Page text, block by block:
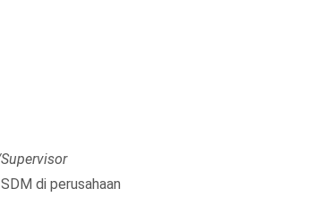
di perusahaan